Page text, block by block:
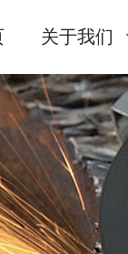
关于我们